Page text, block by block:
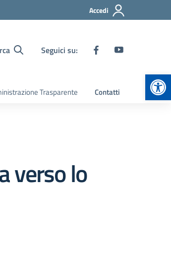
Accedi
Seguici su:
Trasparente Contatti
verso lo